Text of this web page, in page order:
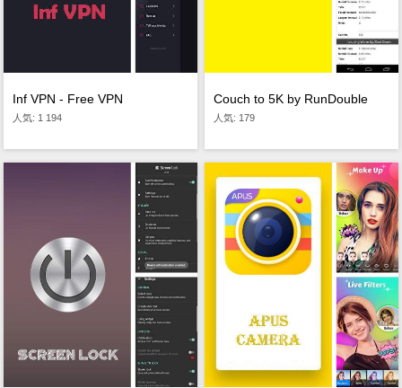
Inf VPN - Free VPN
人気: 1 194
Couch to 5K by RunDouble
人気: 179